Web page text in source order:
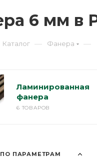
6 мм в
Каталог — Фанера —
Ламинированная
фанера
6 ТОВАРОВ
ПАРАМЕТРАМ